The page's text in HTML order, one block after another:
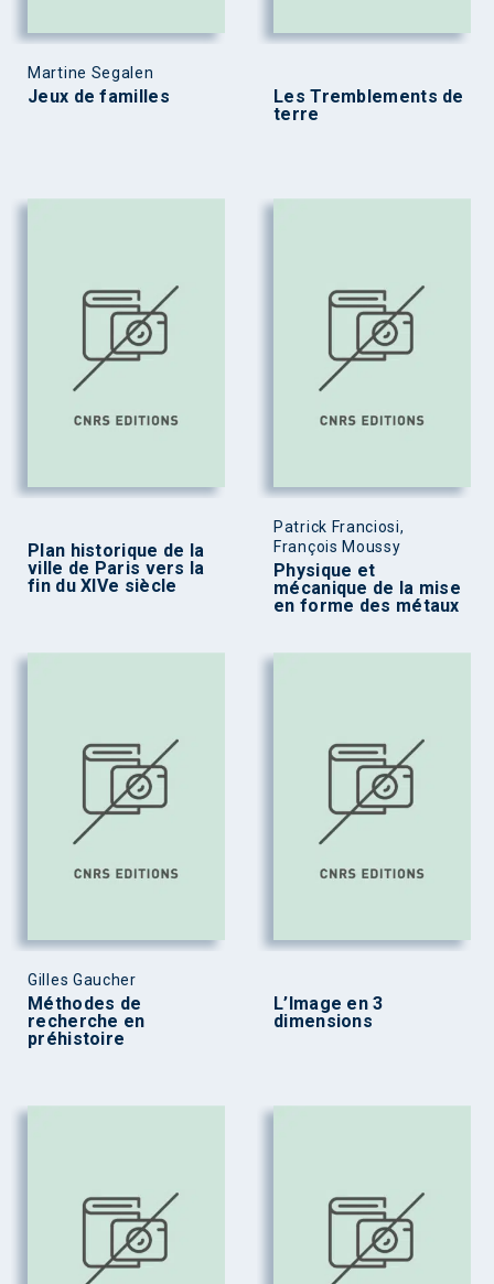
Martine Segalen
Jeux de familles
Les Tremblements de
terre
Plan historique de la
ville de Paris vers la
fin du XIVe siècle
Patrick Franciosi,
François Moussy
Physique et
mécanique de la mise
en forme des métaux
Gilles Gaucher
Méthodes de
recherche en
préhistoire
L’Image en 3
dimensions